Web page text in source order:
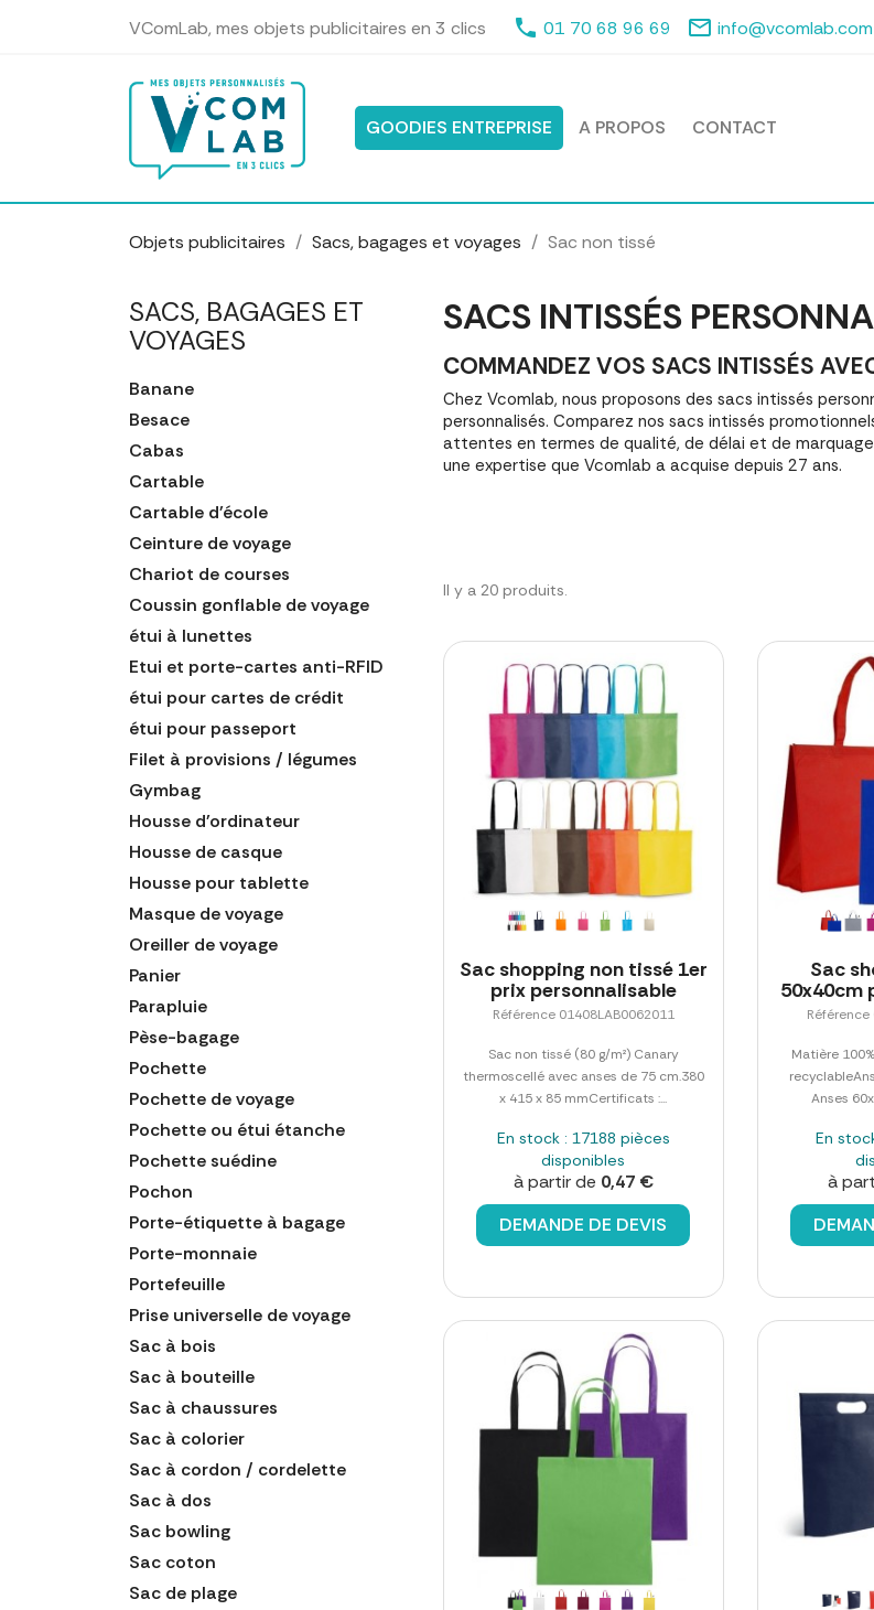
VComLab, mes objets publicitaires en 3 clics phone 01 70 68 96 69 mail_outline info@vcomlab.com
GOODIES ENTREPRISE A PROPOS CONTACT
Objets publicitaires Sacs, bagages et voyages Sac non tissé
SACS, BAGAGES ET
VOYAGES
Banane
Besace
Cabas
Cartable
Cartable d'école
Ceinture de voyage
Chariot de courses
Coussin gonflable de voyage
étui à lunettes
Etui et porte-cartes anti-RFID
étui pour cartes de crédit
étui pour passeport
Filet à provisions / légumes
Gymbag
Housse d'ordinateur
Housse de casque
Housse pour tablette
Masque de voyage
Oreiller de voyage
Panier
Parapluie
Pèse-bagage
Pochette
Pochette de voyage
Pochette ou étui étanche
Pochette suédine
Pochon
Porte-étiquette à bagage
Porte-monnaie
Portefeuille
Prise universelle de voyage
Sac à bois
Sac à bouteille
Sac à chaussures
Sac à colorier
Sac à cordon / cordelette
Sac à dos
Sac bowling
Sac coton
Sac de plage
SACS INTISSÉS
COMMANDEZ VOS SACS INTISSÉS
Chez Vcomlab, nous proposons des sacs intissés
personnalisés. Comparez nos sacs intissés
attentes en termes de qualité, de délai et de
une expertise que Vcomlab a acquise depuis 27 ans.
Il y a 20 produits.
Sac shopping non tissé 1er
prix personnalisable
Référence 01408LAB0062011
Sac non tissé (80 g/m²) Canary
thermoscellé avec anses de 75 cm.380
x 415 x 85 mmCertificats :...
En stock : 17188 pièces
disponibles
à partir de 0,47 €
DEMANDE DE DEVIS
Sac
50x40cm
Référence
Matière
Anses
En
à